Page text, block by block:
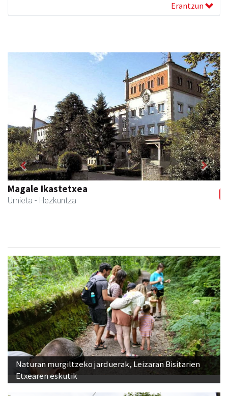
Erantzun
Ondarreta taberna
Andoain - Tabernak
Previous Next
Naturan murgiltzeko jarduerak, Leizaran Bisitarien
Etxearen eskutik